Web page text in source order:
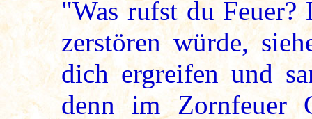
"Was rufst du Feuer?
zerstören würde,
dich ergreifen und
denn im Zornfeuer